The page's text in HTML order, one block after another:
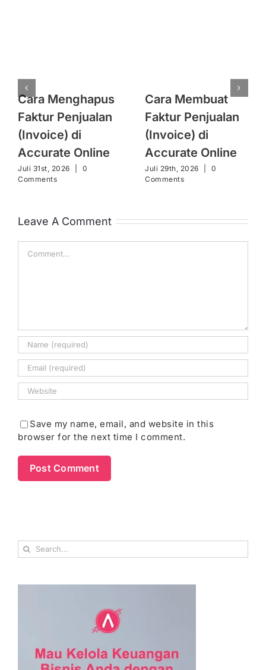
Cara Menghapus
Faktur Penjualan
(Invoice) di
Accurate Online
Juli 31st, 2026
0
Comments
Cara Membuat
Faktur Penjualan
(Invoice) di
Accurate Online
Juli 29th, 2026
0
Comments
Leave A Comment
Save my name, email, and website in this
browser for the next time I comment.
Search
for: